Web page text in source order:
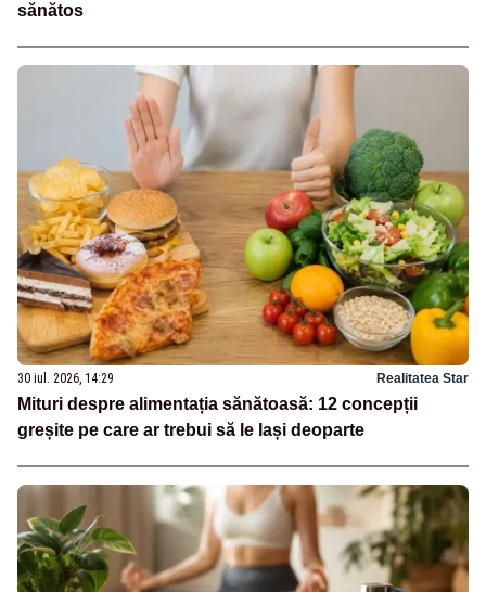
sănătos
30 iul. 2026, 14:29 Realitatea Star
Mituri despre alimentația sănătoasă: 12 concepții
greșite pe care ar trebui să le lași deoparte